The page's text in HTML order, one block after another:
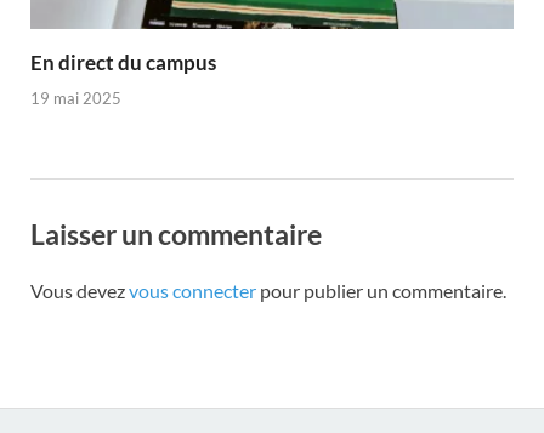
En direct du campus
19 mai 2025
Laisser un commentaire
Vous devezvous connecter pour publier un commentaire.